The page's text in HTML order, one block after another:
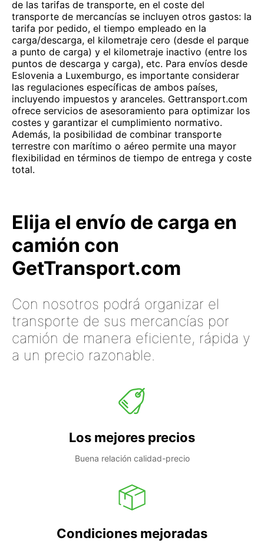
de las tarifas de transporte, en el coste del
transporte de mercancías se incluyen otros gastos: la
tarifa por pedido, el tiempo empleado en la
carga/descarga, el kilometraje cero (desde el parque
a punto de carga) y el kilometraje inactivo (entre los
puntos de descarga y carga), etc. Para envíos desde
Eslovenia a Luxemburgo, es importante considerar
las regulaciones específicas de ambos países,
incluyendo impuestos y aranceles. Gettransport.com
ofrece servicios de asesoramiento para optimizar los
costes y garantizar el cumplimiento normativo.
Además, la posibilidad de combinar transporte
terrestre con marítimo o aéreo permite una mayor
flexibilidad en términos de tiempo de entrega y coste
total.
Elija el envío de carga en
camión con
GetTransport.com
Con nosotros podrá organizar el
transporte de sus mercancías por
camión de manera eficiente, rápida y
a un precio razonable.
Los mejores precios
Buena relación calidad-precio
Condiciones mejoradas